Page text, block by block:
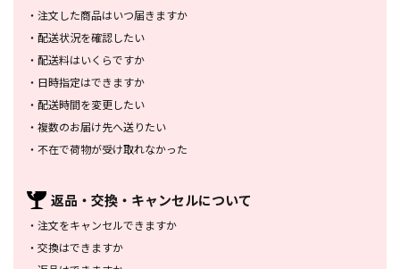
・ 注文した商品はいつ届きますか
・ 配送状況を確認したい
・ 配送料はいくらですか
・ 日時指定はできますか
・ 配送時間を変更したい
・ 複数のお届け先へ送りたい
・ 不在で荷物が受け取れなかった
返品・交換・ キャンセルについて
・ 注文をキャンセルできますか
・ 交換はできますか